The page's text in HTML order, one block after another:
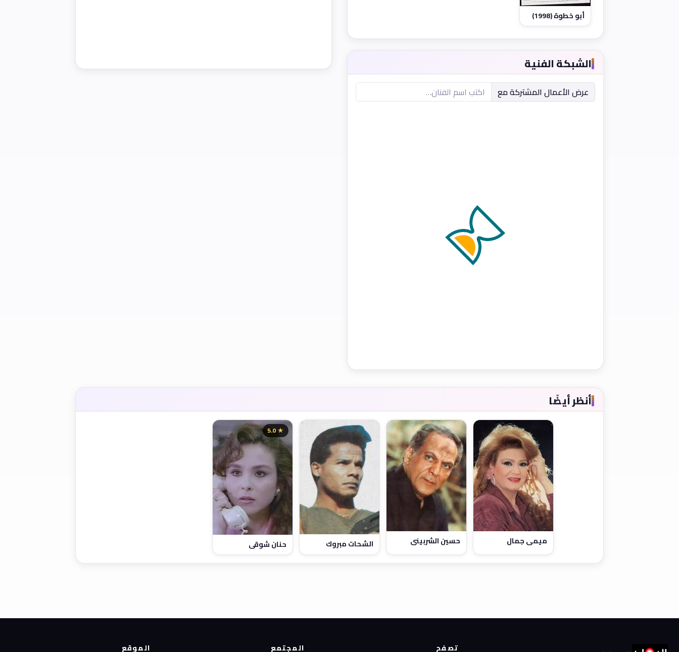
أبو خطوة (1998)
الشبكة الفنية
عرض الأعمال المشتركة مع
أنظر أيضًا
ميمي جمال حسين الشربيني الشحات مبروك
★ 5.0
حنان شوقي
تصفح المجتمع الموقع